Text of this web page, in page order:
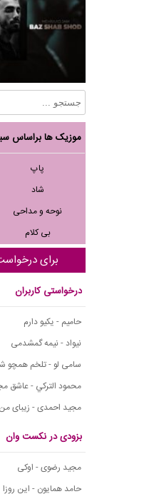
موزیک ها براساس
پاپ
شاد
نوحه و مداحی
بی کلام
برای
درخواستی کاربران
حامیم - یکیو دارم
نیواد - نیمه گمشدمی
سامی لو - تلخم همچو
محمود التركي - عاشق
مجید احمدی - زیبای من
بزودی در نکست وان
مجید رضوی - اوکی
حامد همایون - این روزا